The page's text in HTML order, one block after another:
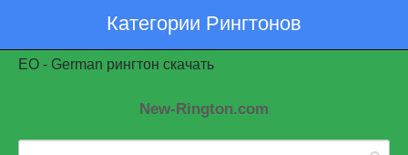
Категории Рингтонов
EO - German рингтон скачать
New-Rington.com